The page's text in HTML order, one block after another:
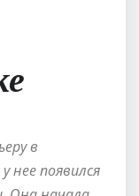
в
нее появился